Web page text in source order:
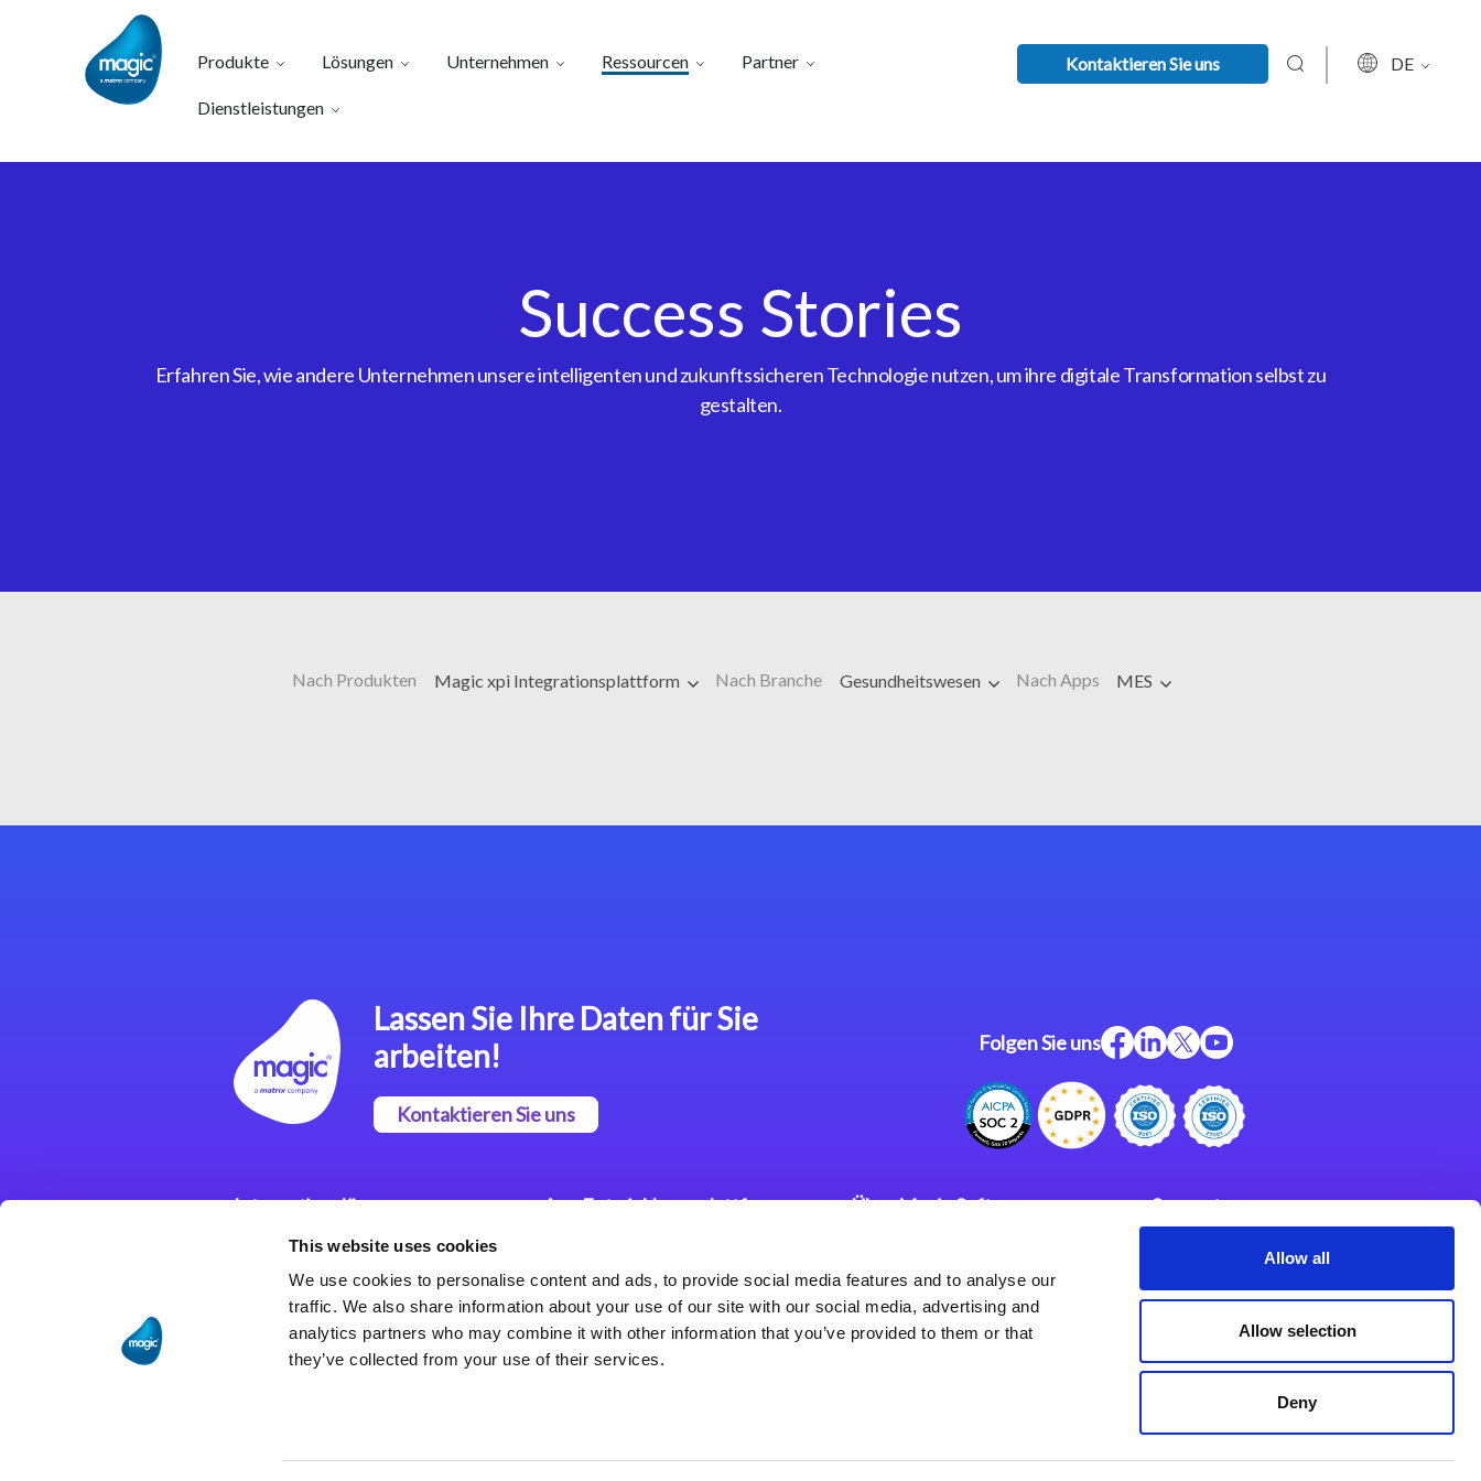
This website uses cookies
We use cookies to personalise content and ads, to provide social media features and to analyse our
traffic. We also share information about your use of our site with our social media, advertising and
analytics partners who may combine it with other information that you’ve provided to them or that
they’ve collected from your use of their services.
Allow all
Allow selection
Deny
Produkte Lösungen Unternehmen Ressourcen Partner
Dienstleistungen
Kontaktieren Sie uns DE
Success Stories
Erfahren Sie, wie andere Unternehmen unsere intelligenten und zukunftssicheren Technologie nutzen, um ihre digitale Transformation selbst zu
gestalten.
Nach Produkten Magic xpi Integrationsplattform Nach Branche Gesundheitswesen Nach Apps MES
Lassen Sie Ihre Daten für Sie
arbeiten!
Kontaktieren Sie uns
Folgen Sie uns
Integrationslösungen
Magic xpi
Integrationsplattform
App Entwicklungsplattform
Plattform
Magic xpa Web Application
Framework
Über Magic Software
Karriere
Datenschutzerklärung
Weltweite Niederlassungen
Support
Impressum